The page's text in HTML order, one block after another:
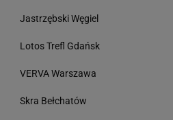
Jastrzębski Węgiel
Lotos Trefl Gdańsk
VERVA Warszawa
Skra Bełchatów